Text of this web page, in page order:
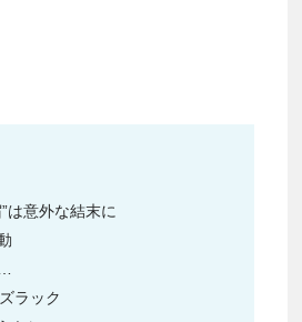
は意外な結末に
ラック